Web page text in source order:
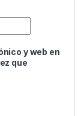
y web en
que